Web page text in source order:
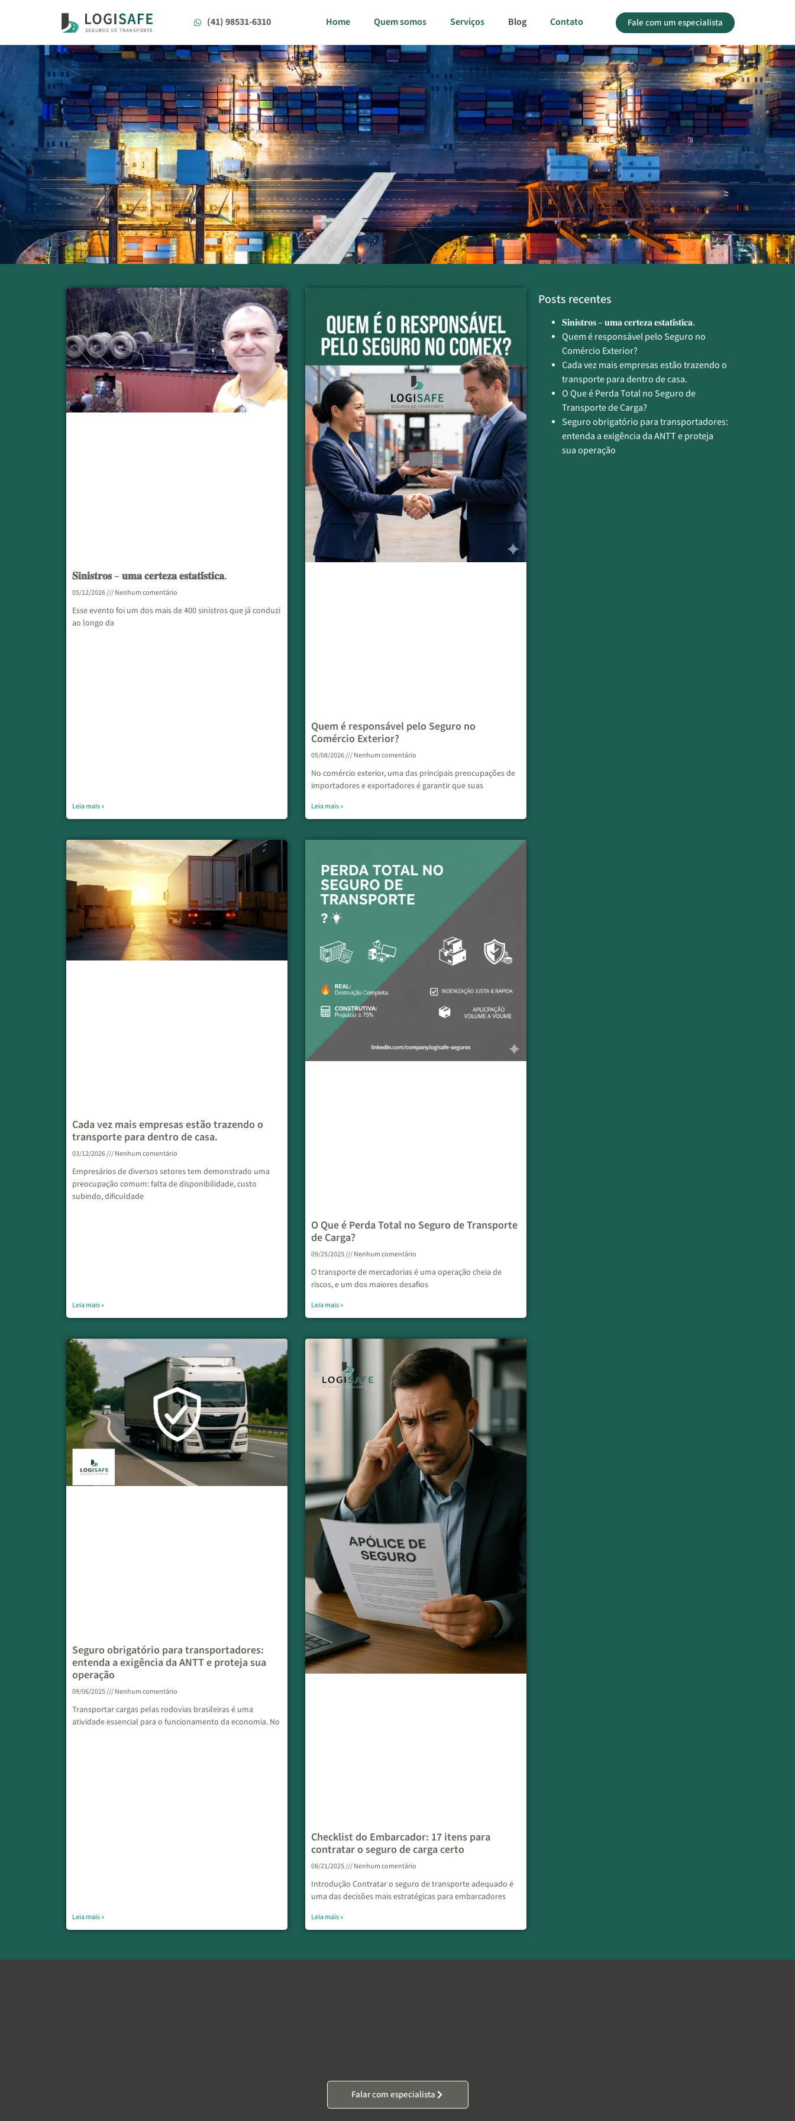
(41) 98531-6310 Home Quem somos Serviços Blog Contato Fale com um especialista
𝐒𝐢𝐧𝐢𝐬𝐭𝐫𝐨𝐬 – 𝐮𝐦𝐚 𝐜𝐞𝐫𝐭𝐞𝐳𝐚 𝐞𝐬𝐭𝐚𝐭𝐢́𝐬𝐭𝐢𝐜𝐚.
05/12/2026 Nenhum comentário
Esse evento foi um dos mais de 400 sinistros que já conduzi
ao longo da
Leia mais »
Quem é responsável pelo Seguro no
Comércio Exterior?
05/08/2026 Nenhum comentário
No comércio exterior, uma das principais preocupações de
importadores e exportadores é garantir que suas
Leia mais »
Cada vez mais empresas estão trazendo o
transporte para dentro de casa.
03/12/2026 Nenhum comentário
Empresários de diversos setores tem demonstrado uma
preocupação comum: falta de disponibilidade, custo
subindo, dificuldade
Leia mais »
O Que é Perda Total no Seguro de Transporte
de Carga?
09/25/2025 Nenhum comentário
O transporte de mercadorias é uma operação cheia de
riscos, e um dos maiores desafios
Leia mais »
Seguro obrigatório para transportadores:
entenda a exigência da ANTT e proteja sua
operação
09/06/2025 Nenhum comentário
Transportar cargas pelas rodovias brasileiras é uma
atividade essencial para o funcionamento da economia. No
Leia mais »
Checklist do Embarcador: 17 itens para
contratar o seguro de carga certo
08/21/2025 Nenhum comentário
Introdução Contratar o seguro de transporte adequado é
uma das decisões mais estratégicas para embarcadores
Leia mais »
Posts recentes
𝐒𝐢𝐧𝐢𝐬𝐭𝐫𝐨𝐬 – 𝐮𝐦𝐚 𝐜𝐞𝐫𝐭𝐞𝐳𝐚 𝐞𝐬𝐭𝐚𝐭𝐢́𝐬𝐭𝐢𝐜𝐚.
Quem é responsável pelo Seguro no
Comércio Exterior?
Cada vez mais empresas estão trazendo o
transporte para dentro de casa.
O Que é Perda Total no Seguro de
Transporte de Carga?
Seguro obrigatório para transportadores:
entenda a exigência da ANTT e proteja
sua operação
Falar com especialista